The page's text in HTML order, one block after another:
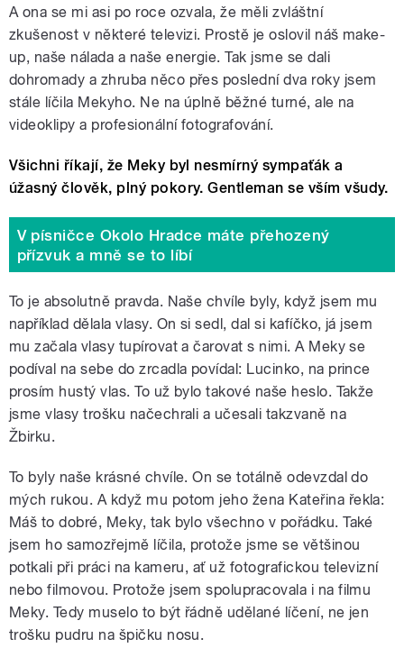
A ona se mi asi po roce ozvala, že měli zvláštní
zkušenost v některé televizi. Prostě je oslovil náš make-
up, naše nálada a naše energie. Tak jsme se dali
dohromady a zhruba něco přes poslední dva roky jsem
stále líčila Mekyho. Ne na úplně běžné turné, ale na
videoklipy a profesionální fotografování.
Všichni říkají, že Meky byl nesmírný sympaťák a
úžasný člověk, plný pokory. Gentleman se vším všudy.
V písničce Okolo Hradce máte přehozený
přízvuk a mně se to líbí
To je absolutně pravda. Naše chvíle byly, když jsem mu
například dělala vlasy. On si sedl, dal si kafíčko, já jsem
mu začala vlasy tupírovat a čarovat s nimi. A Meky se
podíval na sebe do zrcadla povídal: Lucinko, na prince
prosím hustý vlas. To už bylo takové naše heslo. Takže
jsme vlasy trošku načechrali a učesali takzvaně na
Žbirku.
To byly naše krásné chvíle. On se totálně odevzdal do
mých rukou. A když mu potom jeho žena Kateřina řekla:
Máš to dobré, Meky, tak bylo všechno v pořádku. Také
jsem ho samozřejmě líčila, protože jsme se většinou
potkali při práci na kameru, ať už fotografickou televizní
nebo filmovou. Protože jsem spolupracovala i na filmu
Meky. Tedy muselo to být řádně udělané líčení, ne jen
trošku pudru na špičku nosu.